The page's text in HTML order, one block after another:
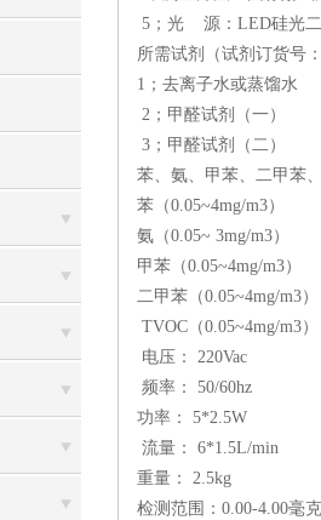
5；光 源：LED
所需试剂（试剂订货号
1；去离子水或蒸
2；甲醛试剂
3；甲醛试剂（二）
苯、氨、甲苯、二甲苯
苯（0.05~4mg/m3）
氨（0.05~ 3mg/m3）
甲苯（0.05~4mg/m3）
二甲苯（0.05~4mg/m3）
TVOC（0.05~4mg/m3）
电压： 220Vac
频率： 50/60hz
功率： 5*2.5W
流量： 6*1.5L/
重量： 2.5kg
检测范围：0.00-4.00毫